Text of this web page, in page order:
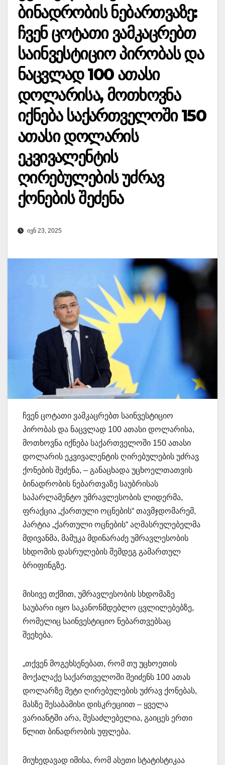
ბინადრობის ნებართვაზე:
ჩვენ ცოტათი ვამკაცრებთ
საინვესტიციო პირობას და
ნაცვლად 100 ათასი
დოლარისა, მოთხოვნა
იქნება საქართველოში 150
ათასი დოლარის
ეკვივალენტის
ღირებულების უძრავ
ქონების შეძენა
ᲘᲕᲜ 23, 2025
ჩვენ ცოტათი ვამკაცრებთ საინვესტიციო
პირობას და ნაცვლად 100 ათასი დოლარისა,
მოთხოვნა იქნება საქართველოში 150 ათასი
დოლარის ეკვივალენტის ღირებულების უძრავ
ქონების შეძენა, – განაცხადა უცხოელთათვის
ბინადრობის ნებართვაზე საუბრისას
საპარლამენტო უმრავლესობის ლიდერმა,
ფრაქცია „ქართული ოცნების“ თავმჯდომარემ,
პარტია „ქართული ოცნების“ აღმასრულებელმა
მდივანმა, მამუკა მდინარაძე უმრავლესობის
სხდომის დასრულების შემდეგ გამართულ
ბრიფინგზე.
მისივე თქმით, უმრავლესობის სხდომაზე
საუბარი იყო საკანონმდებლო ცვლილებებზე,
რომელიც საინვესტიციო ნებართვებსაც
შეეხება.
„თქვენ მოგეხსენებათ, რომ თუ უცხოეთის
მოქალაქე საქართველოში შეიძენს 100 ათას
დოლარზე მეტი ღირებულების უძრავ ქონებას,
მასზე შესაბამისი დისკრეციით – ყველა
ვარიანტში არა, შესაძლებელია, გაიცეს ერთი
წლით ბინადრობის უფლება.
მიუხედავად იმისა, რომ ასეთი სტატისტიკაა